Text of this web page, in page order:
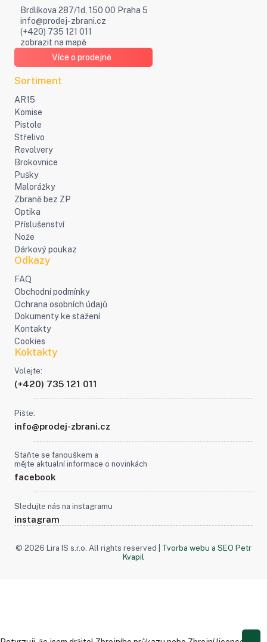
Brdlíkova 287/1d, 150 00 Praha 5
info@prodej-zbrani.cz
(+420) 735 121 011
zobrazit na mapě
Více o prodejně
Sortiment
AR15
Komise
Pistole
Střelivo
Revolvery
Brokovnice
Pušky
Malorážky
Zbraně bez ZP
Optika
Příslušenství
Nože
Dárkový poukaz
Odkazy
FAQ
Obchodní podmínky
Ochrana osobních údajů
Dokumenty ke stažení
Kontakty
Cookies
Koktakty
Volejte:
(+420) 735 121 011
Pište:
info@prodej-zbrani.cz
Staňte se fanouškem a
mějte aktualní informace o novinkách
facebook
Sledujte nás na instagramu
instagram
© 2026 Lira IS s.r.o. All rights reserved | Tvorba webu a SEO Petr
Kvapil